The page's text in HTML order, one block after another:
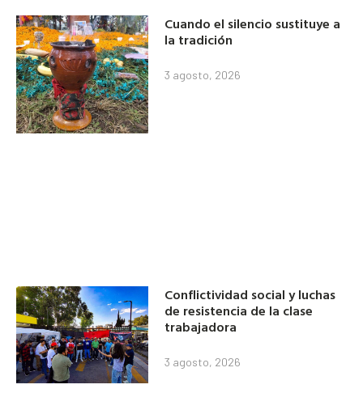
Cuando el silencio sustituye a
la tradición
3 agosto, 2026
Conflictividad social y luchas
de resistencia de la clase
trabajadora
3 agosto, 2026